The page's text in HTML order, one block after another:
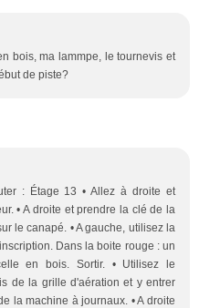
bois, ma lammpe, le tournevis et
de piste?
: Étage 13 • Allez à droite et
• A droite et prendre la clé de la
le canapé. • A gauche, utilisez la
Dans la boite rouge : un
en bois. Sortir. • Utilisez le
de la grille d'aération et y entrer
la machine à journaux. • A droite